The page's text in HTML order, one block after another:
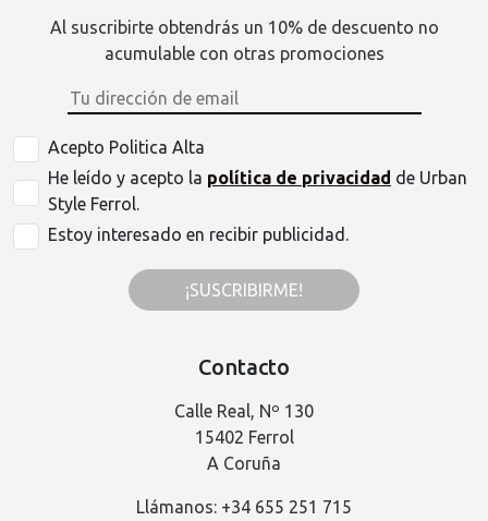
Al suscribirte obtendrás un 10% de descuento no
acumulable con otras promociones
Acepto Politica Alta
He leído y acepto la política de privacidad de Urban
Style Ferrol.
Estoy interesado en recibir publicidad.
¡SUSCRIBIRME!
Contacto
Calle Real, Nº 130
15402 Ferrol
A Coruña
Llámanos: +34 655 251 715